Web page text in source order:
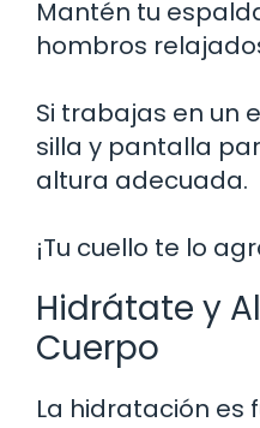
Mantén tu
hombros
Si trabajas en un
silla y pantalla
altura adecuada.
¡Tu cuello te lo
Hidrátate y
Cuerpo
La hidratación es